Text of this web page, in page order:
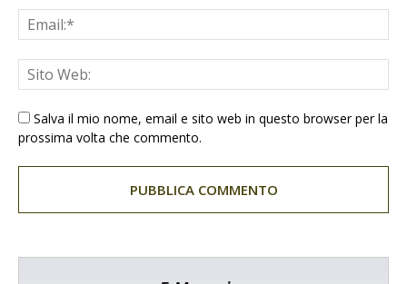
Salva il mio nome, email e sito web in questo browser per la
prossima volta che commento.